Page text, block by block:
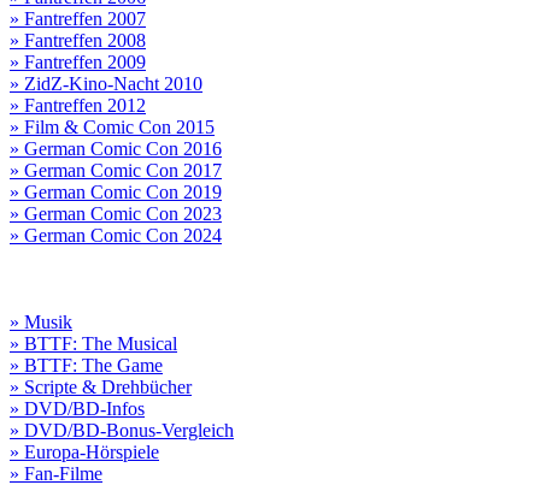
» Fantreffen 2007
» Fantreffen 2008
» Fantreffen 2009
» ZidZ-Kino-Nacht 2010
» Fantreffen 2012
» Film & Comic Con 2015
» German Comic Con 2016
» German Comic Con 2017
» German Comic Con 2019
» German Comic Con 2023
» German Comic Con 2024
» Musik
» BTTF: The Musical
» BTTF: The Game
» Scripte & Drehbücher
» DVD/BD-Infos
» DVD/BD-Bonus-Vergleich
» Europa-Hörspiele
» Fan-Filme